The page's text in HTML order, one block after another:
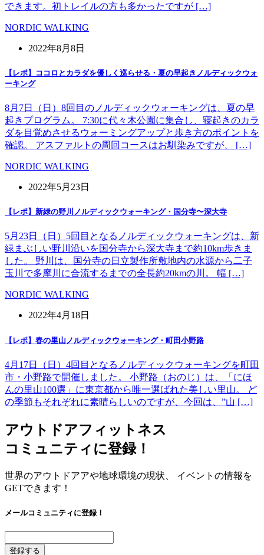
できます。初トレイルの方も多かったですが […]
NORDIC WALKING
2022年8月8日
【レポ】ココロとカラダを優しく巡らせる・夏の早起きノルディックウォ
ーキング
8月7日（日）8回目のノルディックウォーキングは、夏の早
起きプログラム。 7:30に代々木公園に集合し、寝起きのカラ
ダを目覚めさせるウォーミングアップと歩き方のポイントを
確認。 アスファルトの周回コースはお馴染みですが、 […]
NORDIC WALKING
2022年5月23日
【レポ】新緑の野川ノルディックウォーキング・国分寺〜深大寺
5月23日（日）5回目となるノルディックウォーキングは、新
緑まぶしい野川沿いを国分寺から深大寺まで約10km歩きま
した。 野川は、国分寺の日立製作所敷地内の水源から二子
玉川で多摩川に合流するまでの全長約20kmの川。 幅 […]
NORDIC WALKING
2022年4月18日
【レポ】春の里山ノルディックウォーキング・町田小野路
4月17日（日）4回目となるノルディックウォーキングを町田
市・小野路で開催しました。 小野路（おのじ）は、「にほ
んの里山100選」に東京都から唯一選ばれた美しい里山。 ど
の季節もそれぞれに素晴らしいのですが、今回は、”山 […]
アウトドアフィットネス
コミュニティに登録！
世界のアウトドアアや地球環境の現状、 イベントの情報を
GETできます！
メールコミュニティに登録！